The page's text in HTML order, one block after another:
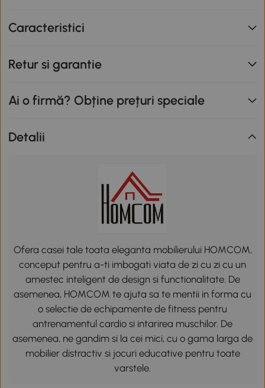
Caracteristici
Retur si garantie
Ai o firmă? Obține prețuri speciale
Detalii
Ofera casei tale toata eleganta mobilierului HOMCOM,
conceput pentru a-ti imbogati viata de zi cu zi cu un
amestec inteligent de design si functionalitate. De
asemenea, HOMCOM te ajuta sa te mentii in forma cu
o selectie de echipamente de fitness pentru
antrenamentul cardio si intarirea muschilor. De
asemenea, ne gandim si la cei mici, cu o gama larga de
mobilier distractiv si jocuri educative pentru toate
varstele.